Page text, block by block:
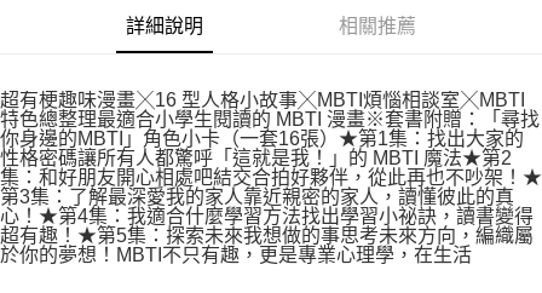
詳細說明 相關推薦
超有梗趣味漫畫╳16 型人格小故事╳MBTI煩惱相談室╳MBTI
特色總整理最適合小學生閱讀的 MBTI 漫畫※套書附贈：「尋找
你身邊的MBTI」角色小卡（一套16張）★第1集：找出大家的
性格密碼讓所有人都驚呼「這就是我！」的 MBTI 魔法★第2
集：和好朋友開心相處吧結交合拍好夥伴，從此再也不吵架！★
第3集：了解最深愛我的家人靠近親密的家人，讀懂彼此的真
心！★第4集：我適合什麼學習方法找出學習小祕訣，讀書變得
超有趣！★第5集：探索未來我想做的事思考未來方向，編織屬
於你的夢想！MBTI不只有趣，更是專業心理學，在生活